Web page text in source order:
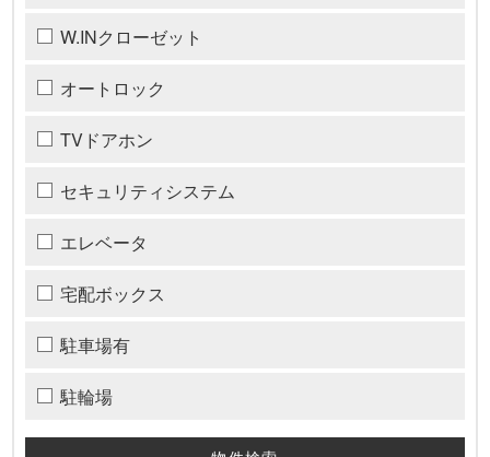
W.INクローゼット
オートロック
TVドアホン
セキュリティシステム
エレベータ
宅配ボックス
駐車場有
駐輪場